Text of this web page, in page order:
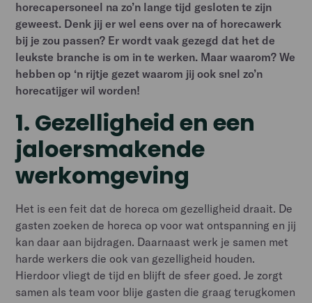
horecapersoneel na zo’n lange tijd gesloten te zijn
geweest. Denk jij er wel eens over na of horecawerk
bij je zou passen? Er wordt vaak gezegd dat het de
leukste branche is om in te werken. Maar waarom? We
hebben op ‘n rijtje gezet waarom jij ook snel zo’n
horecatijger wil worden!
1. Gezelligheid en een
jaloersmakende
werkomgeving
Het is een feit dat de horeca om gezelligheid draait. De
gasten zoeken de horeca op voor wat ontspanning en jij
kan daar aan bijdragen. Daarnaast werk je samen met
harde werkers die ook van gezelligheid houden.
Hierdoor vliegt de tijd en blijft de sfeer goed. Je zorgt
samen als team voor blije gasten die graag terugkomen